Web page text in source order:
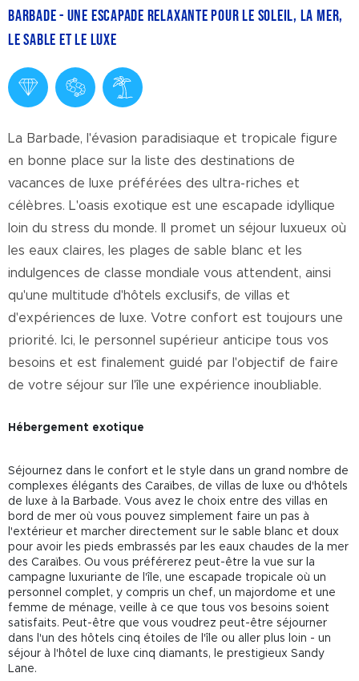
Barbade - Une escapade relaxante pour le soleil, la mer,
le sable et le luxe
La Barbade, l'évasion paradisiaque et tropicale figure
en bonne place sur la liste des destinations de
vacances de luxe préférées des ultra-riches et
célèbres. L'oasis exotique est une escapade idyllique
loin du stress du monde. Il promet un séjour luxueux où
les eaux claires, les plages de sable blanc et les
indulgences de classe mondiale vous attendent, ainsi
qu'une multitude d'hôtels exclusifs, de villas et
d'expériences de luxe. Votre confort est toujours une
priorité. Ici, le personnel supérieur anticipe tous vos
besoins et est finalement guidé par l'objectif de faire
de votre séjour sur l'île une expérience inoubliable.
Hébergement exotique
Séjournez dans le confort et le style dans un grand nombre de
complexes élégants des Caraïbes, de villas de luxe ou d'hôtels
de luxe à la Barbade. Vous avez le choix entre des villas en
bord de mer où vous pouvez simplement faire un pas à
l'extérieur et marcher directement sur le sable blanc et doux
pour avoir les pieds embrassés par les eaux chaudes de la mer
des Caraïbes. Ou vous préférerez peut-être la vue sur la
campagne luxuriante de l'île, une escapade tropicale où un
personnel complet, y compris un chef, un majordome et une
femme de ménage, veille à ce que tous vos besoins soient
satisfaits. Peut-être que vous voudrez peut-être séjourner
dans l'un des hôtels cinq étoiles de l'île ou aller plus loin - un
séjour à l'hôtel de luxe cinq diamants, le prestigieux Sandy
Lane.